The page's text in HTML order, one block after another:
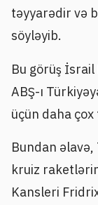
təyyarədir və
söyləyib.
Bu görüş
ABŞ-ı
üçün daha
Bundan
kruiz
Kansleri